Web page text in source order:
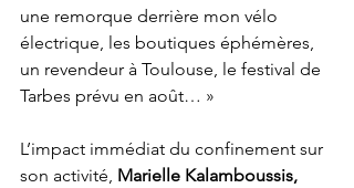
une remorque derrière mon vélo
électrique, les boutiques éphémères,
un revendeur à Toulouse, le festival de
Tarbes prévu en août… »
L’impact immédiat du confinement sur
son activité, Marielle Kalamboussis,